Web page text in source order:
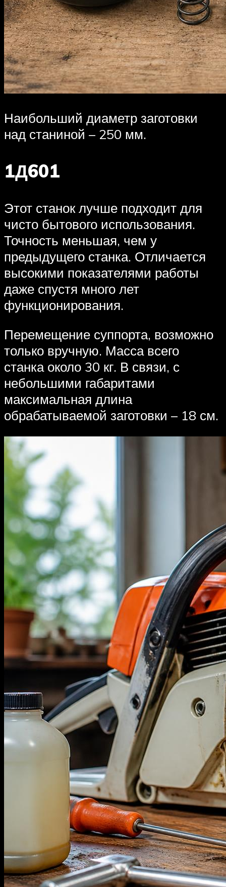
Наибольший диаметр заготовки
над станиной – 250 мм.
1Д601
Этот станок лучше подходит для
чисто бытового использования.
Точность меньшая, чем у
предыдущего станка. Отличается
высокими показателями работы
даже спустя много лет
функционирования.
Перемещение суппорта, возможно
только вручную. Масса всего
станка около 30 кг. В связи, с
небольшими габаритами
максимальная длина
обрабатываемой заготовки – 18 см.